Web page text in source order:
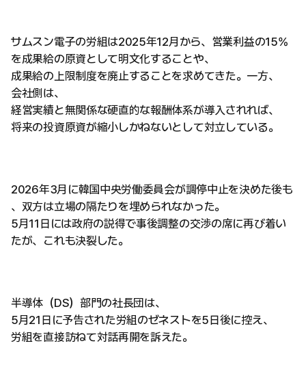
サムスン電子の労組は2025年12月から、営業利益の15%
を成果給の原資として明文化することや、
成果給の上限制度を廃止することを求めてきた。一方、
会社側は、
経営実績と無関係な硬直的な報酬体系が導入されれば、
将来の投資原資が縮小しかねないとして対立している。
2026年3月に韓国中央労働委員会が調停中止を決めた後も
、双方は立場の隔たりを埋められなかった。
5月11日には政府の説得で事後調整の交渉の席に再び着い
たが、これも決裂した。
半導体（DS）部門の社長団は、
5月21日に予告された労組のゼネストを5日後に控え、
労組を直接訪ねて対話再開を訴えた。